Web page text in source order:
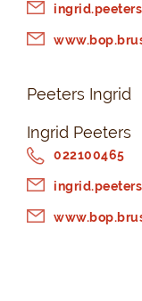
Peeters Ingrid
Ingrid Peeters
022100465